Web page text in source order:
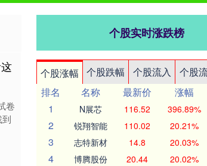
卷
个股实时涨跌榜
个股涨幅 个股跌幅 个股流入 个股
排名
名称 最新价 涨幅
1
N展芯 116.52 396.89%
2 锐翔智能 110.02 20.21%
3 志特新材 14.8 20.03%
4 博腾股份 20.44 20.02%